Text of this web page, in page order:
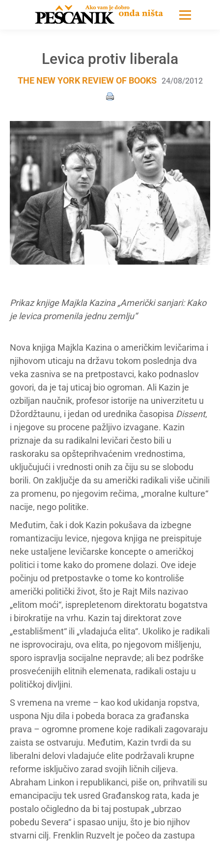
Levica protiv liberala
THE NEW YORK REVIEW OF BOOKS 24/08/2012
Prikaz knjige Majkla Kazina „Američki sanjari: Kako
je levica promenila jednu zemlju“
Nova knjiga Majkla Kazina o američkim levičarima i
njihovom uticaju na državu tokom poslednja dva
veka zasniva se na pretpostavci, kako podnaslov
govori, da je taj uticaj bio ogroman. Ali Kazin je
ozbiljan naučnik, profesor istorije na univerzitetu u
Džordžtaunu, i jedan od urednika časopisa Dissent,
i njegove su procene pažljivo izvagane. Kazin
priznaje da su radikalni levičari često bili u
raskoraku sa opšteprihvaćenim vrednostima,
uključujući i vrednosti onih za čiju su se slobodu
borili. On zaključje da su američki radikali više učinili
za promenu, po njegovim rečima, „moralne kulture“
nacije, nego politike.
Međutim, čak i dok Kazin pokušava da izbegne
romantizaciju levice, njegova knjiga ne preispituje
neke ustaljene levičarske koncepte o američkoj
politici i tome kako do promene dolazi. Ove ideje
počinju od pretpostavke o tome ko kontroliše
američki politički život, što je Rajt Mils nazivao
„elitom moći“, isprepletenom direktoratu bogatstva
i birokratije na vrhu. Kazin taj direktorat zove
„establišment“ ili „vladajuća elita“. Ukoliko je radikali
ne isprovociraju, ova elita, po njegovom mišljenju,
sporo ispravlja socijalne nepravde; ali bez podrške
prosvećenijih elitnih elemenata, radikali ostaju u
političkoj divljini.
S vremena na vreme – kao kod ukidanja ropstva,
uspona Nju dila i pobeda boraca za građanska
prava – ogromne promene koje radikali zagovaraju
zaista se ostvaruju. Međutim, Kazin tvrdi da su
liberalni delovi vladajuće elite podržavali krupne
reforme isključivo zarad svojih ličnih ciljeva.
Abraham Linkon i republikanci, piše on, prihvatili su
emancipaciju tek usred Građanskog rata, kada je
postalo očigledno da bi taj postupak „ubrzao
pobedu Severa“ i spasao uniju, što je bio njihov
stvarni cilj. Frenklin Ruzvelt je počeo da zastupa